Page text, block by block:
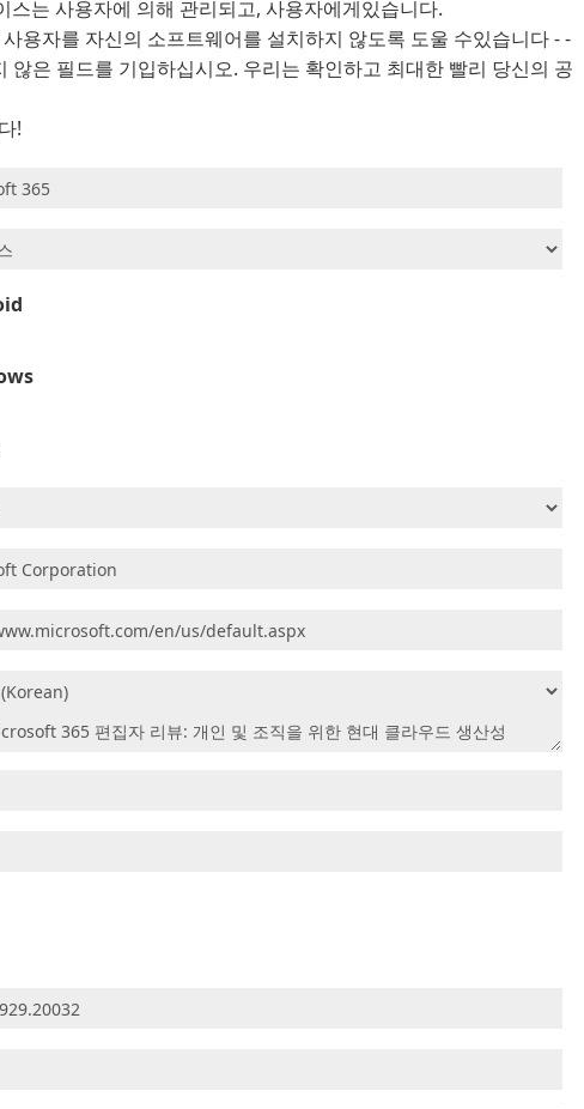
는 사용자에 의해 관리되고, 사용자에게있습니다.
용자를 자신의 소프트웨어를 설치하지 않도록 도울 수있습니다 - -
않은 필드를 기입하십시오. 우리는 확인하고 최대한 빨리 당신의 공
!